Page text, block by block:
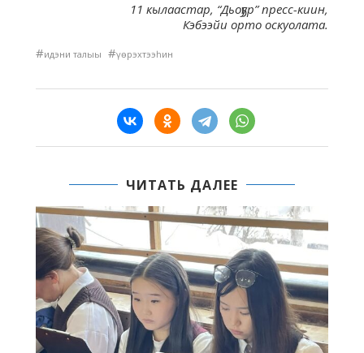
11 кылаастар, “Дьоҕур” пресс-киин,
Кэбээйи орто оскуолата.
#идэни талыы #үөрэхтээһин
ЧИТАТЬ ДАЛЕЕ